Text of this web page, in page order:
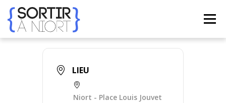
contenu
Menu
CONTACT
LIEU
Niort - Place Louis Jouvet